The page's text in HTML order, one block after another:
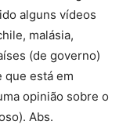
alguns vídeos
malásia,
(de governo)
que está em
opinião sobre o
Abs.